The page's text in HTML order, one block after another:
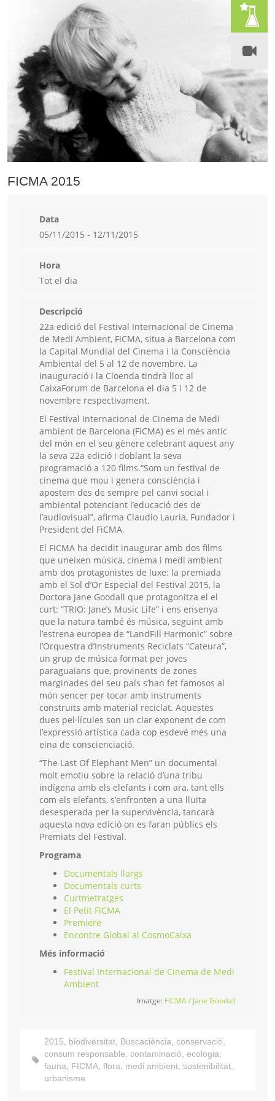
FICMA 2015
Data
05/11/2015 - 12/11/2015
Hora
Tot el dia
Descripció
22a edició del Festival Internacional de Cinema
de Medi Ambient, FICMA, situa a Barcelona com
la Capital Mundial del Cinema i la Consciència
Ambiental del 5 al 12 de novembre. La
inauguració i la Cloenda tindrà lloc al
CaixaForum de Barcelona el dia 5 i 12 de
novembre respectivament.
El Festival Internacional de Cinema de Medi
ambient de Barcelona (FiCMA) es el més antic
del món en el seu gènere celebrant aquest any
la seva 22a edició i doblant la seva
programació a 120 films.“Som un festival de
cinema que mou i genera consciència i
apostem des de sempre pel canvi social i
ambiental potenciant l’educació des de
l’audiovisual”, afirma Claudio Lauria, Fundador i
President del FiCMA.
El FiCMA ha decidit inaugurar amb dos films
que uneixen música, cinema i medi ambient
amb dos protagonistes de luxe: la premiada
amb el Sol d’Or Especial del Festival 2015, la
Doctora Jane Goodall que protagonitza el el
curt: “TRIO: Jane’s Music Life” i ens ensenya
que la natura també és música, seguint amb
l’estrena europea de “LandFill Harmonic” sobre
l’Orquestra d’Instruments Reciclats “Cateura”,
un grup de música format per joves
paraguaians que, provinents de zones
marginades del seu país s’han fet famosos al
món sencer per tocar amb instruments
construïts amb material reciclat. Aquestes
dues pel·lícules son un clar exponent de com
l’expressió artística cada cop esdevé més una
eina de conscienciació.
“The Last Of Elephant Men” un documental
molt emotiu sobre la relació d’una tribu
indígena amb els elefants i com ara, tant ells
com els elefants, s’enfronten a una lluita
desesperada per la supervivència, tancarà
aquesta nova edició on es faran públics els
Premiats del Festival.
Programa
Documentals llargs
Documentals curts
Curtmetratges
El Petit FICMA
Premiere
Encontre Global al CosmoCaixa
Més informació
Festival Internacional de Cinema de Medi
Ambient
Imatge: FICMA / Jane Goodall
2015, biodiversitat, Buscaciència, conservació,
consum responsable, contaminació, ecologia,
fauna, FICMA, flora, medi ambient, sostenibilitat,
urbanisme